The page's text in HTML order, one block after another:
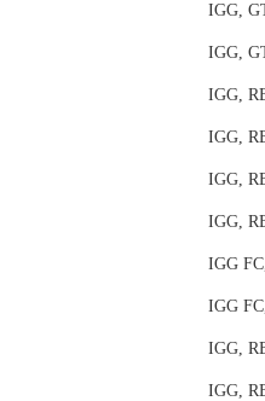
IGG,
IGG,
IGG,
IGG,
IGG,
IGG,
IGG
IGG
IGG,
IGG,